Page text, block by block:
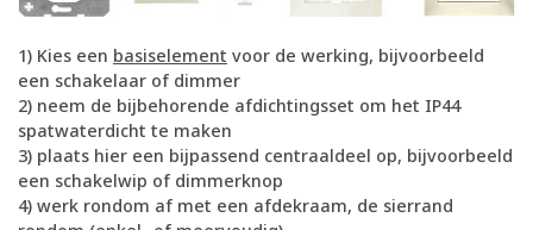
1) Kies een basiselement voor de werking, bijvoorbeeld
een schakelaar of dimmer
2) neem de bijbehorende afdichtingsset om het IP44
spatwaterdicht te maken
3) plaats hier een bijpassend centraaldeel op, bijvoorbeeld
een schakelwip of dimmerknop
4) werk rondom af met een afdekraam, de sierrand